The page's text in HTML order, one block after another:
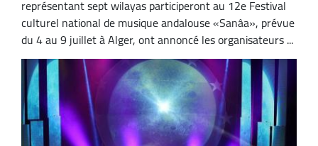
représentant sept wilayas participeront au 12e Festival
culturel national de musique andalouse «Sanâa», prévue
du 4 au 9 juillet à Alger, ont annoncé les organisateurs ...